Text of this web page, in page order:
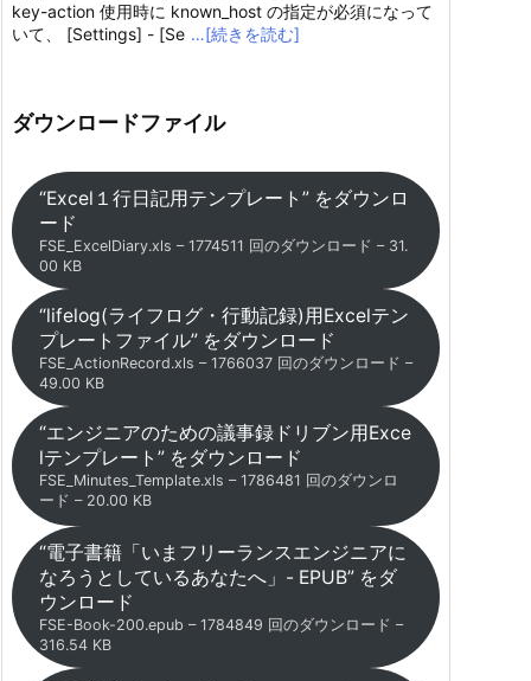
key-action 使用時に known_host の指定が必須になって
いて、 [Settings] - [Se …[続きを読む]
ダウンロードファイル
“Excel１行日記用テンプレート” をダウンロ
ード
FSE_ExcelDiary.xls – 1774511 回のダウンロード – 31.
00 KB
“lifelog(ライフログ・行動記録)用Excelテン
プレートファイル” をダウンロード
FSE_ActionRecord.xls – 1766037 回のダウンロード –
49.00 KB
“エンジニアのための議事録ドリブン用Exce
lテンプレート” をダウンロード
FSE_Minutes_Template.xls – 1786481 回のダウンロ
ード – 20.00 KB
“電子書籍「いまフリーランスエンジニアに
なろうとしているあなたへ」- EPUB” をダ
ウンロード
FSE-Book-200.epub – 1784849 回のダウンロード –
316.54 KB